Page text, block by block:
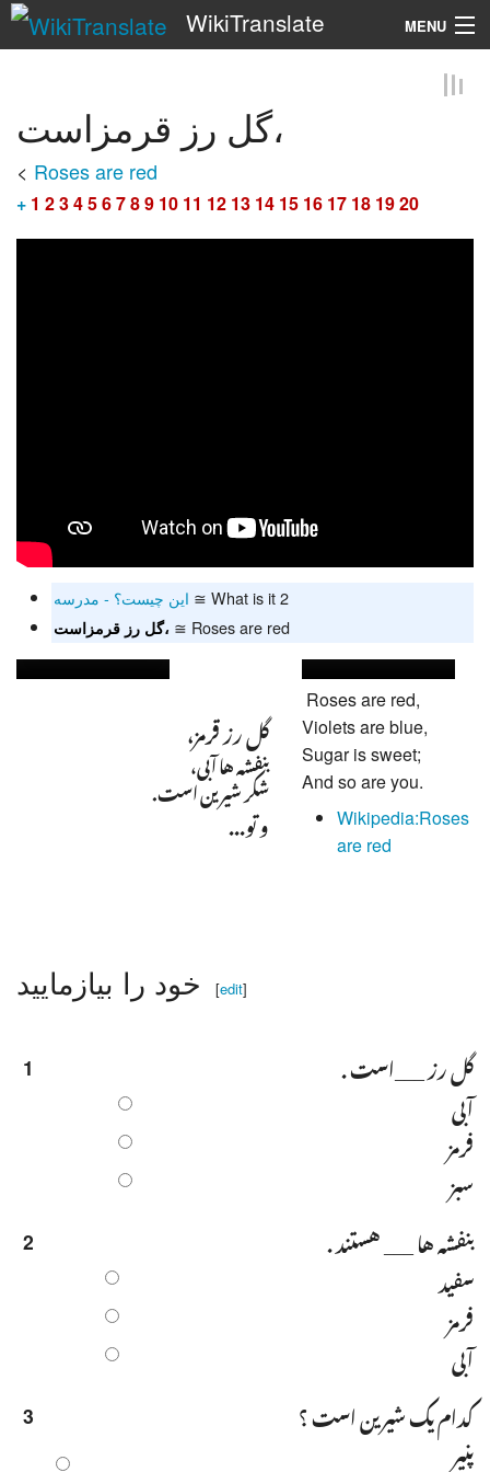
WikiTranslate MENU
گل رز قرمزاست،
< Roses are red
+ 1 23456789 10 11 12 13 14 15 16 17 18 1920
این چیست؟ - مدرسه ≅ What is it 2
گل رز قرمزاست، ≅ Roses are red
گل رز قرمز،
بنفشه ها آبی،
شکر شیرین است.
و تو...
Roses are red,
Violets are blue,
Sugar is sweet;
And so are you.
Wikipedia:Roses
are red
خود را بیازمایید [edit]
1
گل رز ___است .
آبی
فرمز
سبز
2
بنفشه ها ___ هستند .
سفید
فرمز
آبی
3 کدام یک شیرین است ؟
پنیر